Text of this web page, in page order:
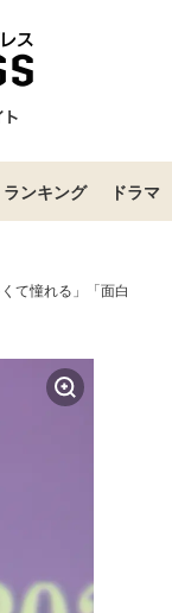
ランキング ドラマ
て憧れる」「面白